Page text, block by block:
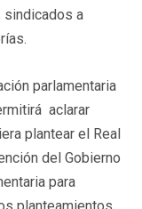
sindicados a
parlamentaria
aclarar
plantear el Real
del Gobierno
para